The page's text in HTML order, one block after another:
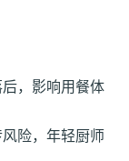
，影响用餐体
险，年轻厨师